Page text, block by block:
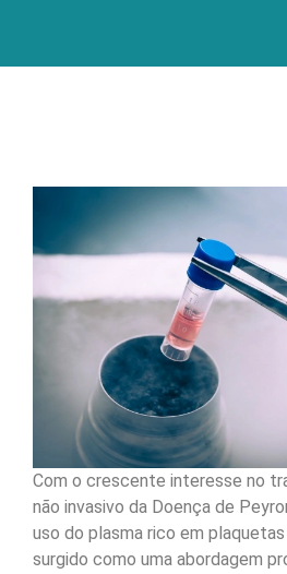
Com o crescente interesse no
não invasivo da Doença de
uso do plasma rico em
surgido como uma abordagem